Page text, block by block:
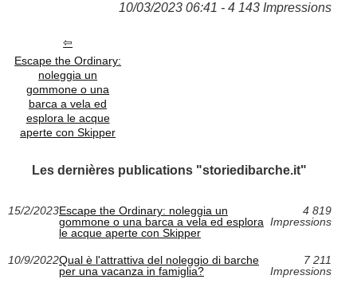
10/03/2023 06:41 - 4 143 Impressions
Escape the Ordinary:
noleggia un
gommone o una
barca a vela ed
esplora le acque
aperte con Skipper
Les dernières publications "storiedibarche.it"
15/2/2023Escape the Ordinary: noleggia un
gommone o una barca a vela ed esplora
le acque aperte con Skipper
4 819
Impressions
10/9/2022Qual è l'attrattiva del noleggio di barche
per una vacanza in famiglia?
7 211
Impressions